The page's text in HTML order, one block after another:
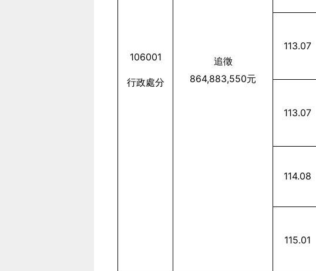
106001
行政處分
追徵
864,883,550元
113.07
113.07
114.08
115.01